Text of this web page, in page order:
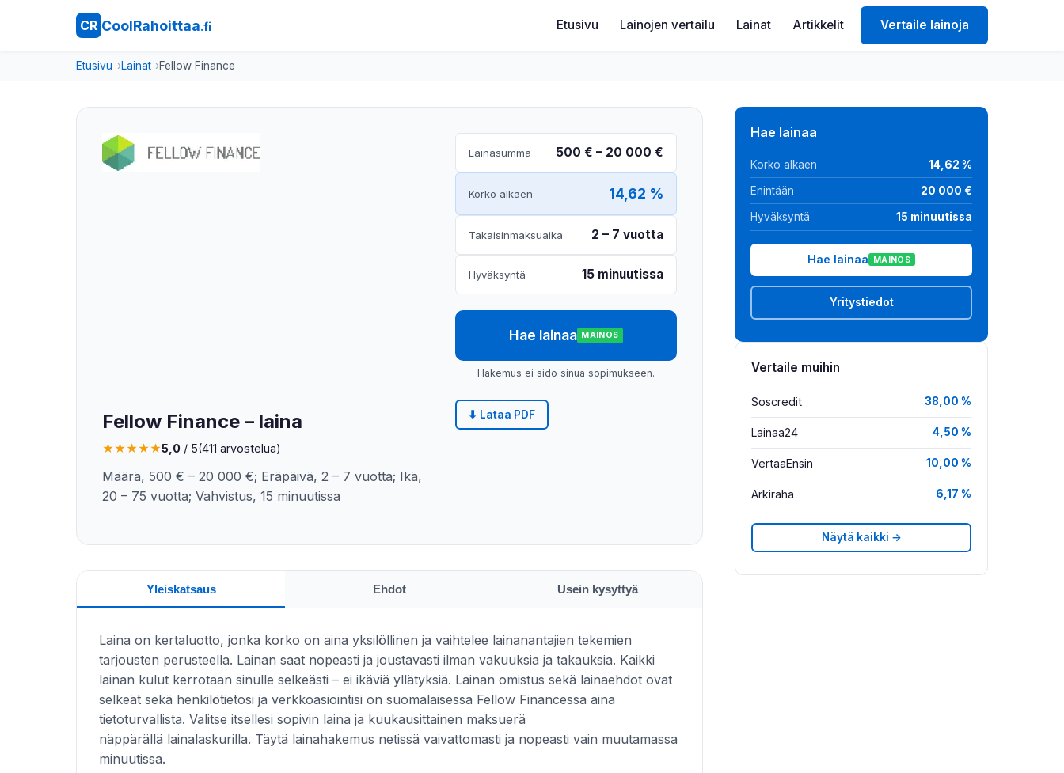
CR CoolRahoittaa.fi Etusivu Lainojen vertailu Lainat Artikkelit Vertaile lainoja
Etusivu Lainat Fellow Finance
Fellow Finance – laina
★★★★★5,0 / 5(411 arvostelua)
Määrä, 500 € – 20 000 €; Eräpäivä, 2 – 7 vuotta; Ikä,
20 – 75 vuotta; Vahvistus, 15 minuutissa
Lainasumma 500 € – 20 000 €
Korko alkaen 14,62 %
Takaisinmaksuaika 2 – 7 vuotta
Hyväksyntä 15 minuutissa
Hae lainaa MAINOS
Hakemus ei sido sinua sopimukseen.
⬇ Lataa PDF
Yleiskatsaus Ehdot Usein kysyttyä
Laina on kertaluotto, jonka korko on aina yksilöllinen ja vaihtelee lainanantajien tekemien
tarjousten perusteella. Lainan saat nopeasti ja joustavasti ilman vakuuksia ja takauksia. Kaikki
lainan kulut kerrotaan sinulle selkeästi – ei ikäviä yllätyksiä. Lainan omistus sekä lainaehdot ovat
selkeät sekä henkilötietosi ja verkkoasiointisi on suomalaisessa Fellow Financessa aina
tietoturvallista. Valitse itsellesi sopivin laina ja kuukausittainen maksuerä
näppärällä lainalaskurilla. Täytä lainahakemus netissä vaivattomasti ja nopeasti vain muutamassa
minuutissa.
Hae lainaa
Korko alkaen 14,62 %
Enintään 20 000 €
Hyväksyntä 15 minuutissa
Hae lainaa MAINOS
Yritystiedot
Vertaile muihin
Soscredit 38,00 %
Lainaa24 4,50 %
VertaaEnsin 10,00 %
Arkiraha 6,17 %
Näytä kaikki →